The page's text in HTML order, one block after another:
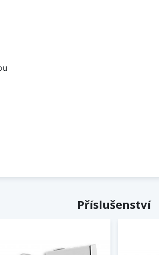
Příslušenství